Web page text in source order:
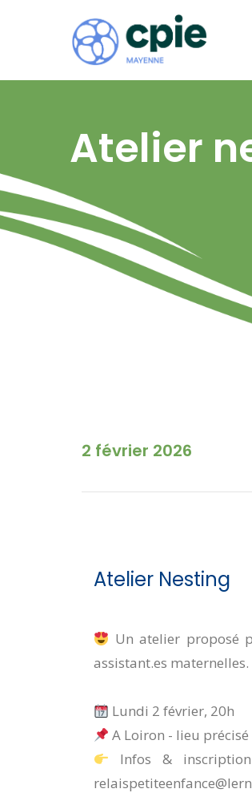
Atelier
2 février 2026
Atelier Nesting
Un atelier proposé
assistant.es maternelles.
Lundi 2 février, 20h
A Loiron - lieu
Infos &